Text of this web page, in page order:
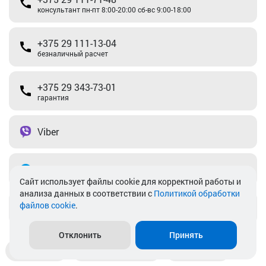
консультант пн-пт 8:00-20:00 сб-вс 9:00-18:00
+375 29 111-13-04
безналичный расчет
+375 29 343-73-01
гарантия
Viber
info@akkamulik.by
Пункты выдачи Магазины
Cайт использует файлы cookie для корректной работы и
анализа данных в соответствии с Политикой обработки
файлов cookie.
Отклонить Принять